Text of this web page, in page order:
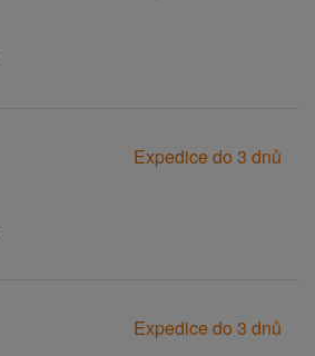
Expedice do 3 dnů
Expedice do 3 dnů